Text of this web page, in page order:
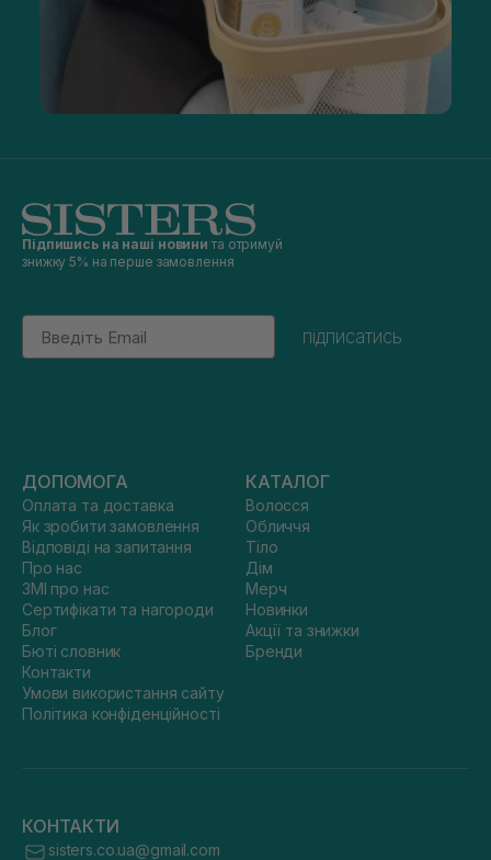
Підпишись на наші новини та отримуй
знижку 5% на перше замовлення
Email
підписатись
ДОПОМОГА
Оплата та доставка
Як зробити замовлення
Відповіді на запитання
Про нас
ЗМІ про нас
Сертифікати та нагороди
Блог
Бюті словник
Контакти
Умови використання сайту
Політика конфіденційності
КАТАЛОГ
Волосся
Обличчя
Тіло
Дім
Мерч
Новинки
Акції та знижки
Бренди
КОНТАКТИ
sisters.co.ua@gmail.com